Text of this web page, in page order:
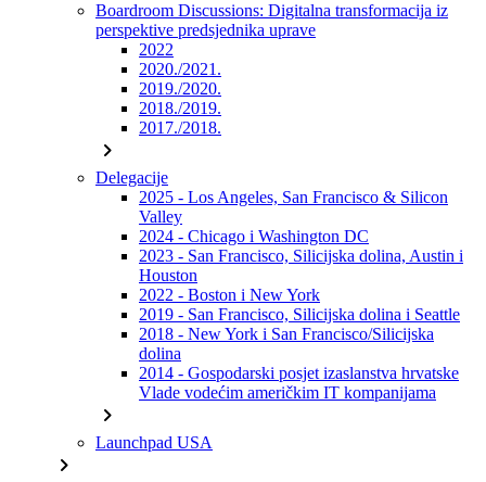
Boardroom Discussions: Digitalna transformacija iz
perspektive predsjednika uprave
2022
2020./2021.
2019./2020.
2018./2019.
2017./2018.
chevron_right
Delegacije
2025 - Los Angeles, San Francisco & Silicon
Valley
2024 - Chicago i Washington DC
2023 - San Francisco, Silicijska dolina, Austin i
Houston
2022 - Boston i New York
2019 - San Francisco, Silicijska dolina i Seattle
2018 - New York i San Francisco/Silicijska
dolina
2014 - Gospodarski posjet izaslanstva hrvatske
Vlade vodećim američkim IT kompanijama
chevron_right
Launchpad USA
chevron_right